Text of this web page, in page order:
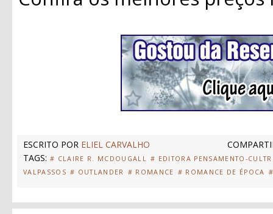
ESCRITO POR ELIEL CARVALHO
TAGS: # CLAIRE R. MCDOUGALL
# EDITORA PENSAMENTO-
VALPASSOS # OUTLANDER # ROMANCE # ROMANCE DE ÉPOCA